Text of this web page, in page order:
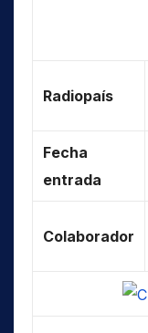
Radiopaís
Fecha
entrada
Colaborador